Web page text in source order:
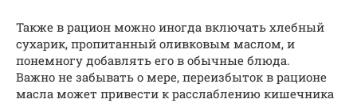
Также в рацион можно иногда включать хлебный
сухарик, пропитанный оливковым маслом, и
понемногу добавлять его в обычные блюда.
Важно не забывать о мере, переизбыток в рационе
масла может привести к расслаблению кишечника